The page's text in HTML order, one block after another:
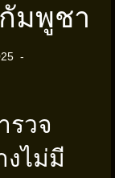
มพูชา
รวจ
งไม่มี